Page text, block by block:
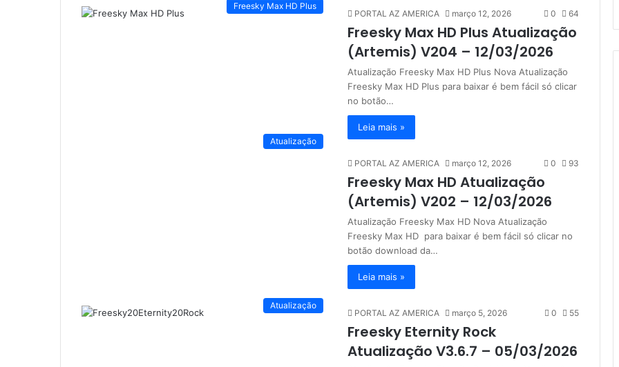
Freesky Max HD Plus
PORTAL AZ AMERICA março 12, 2026 0 64
Freesky Max HD Plus Atualização
(Artemis) V204 – 12/03/2026
Atualização Freesky Max HD Plus Nova Atualização
Freesky Max HD Plus para baixar é bem fácil só clicar
no botão…
Leia mais »
Atualização
PORTAL AZ AMERICA março 12, 2026 0 93
Freesky Max HD Atualização
(Artemis) V202 – 12/03/2026
Atualização Freesky Max HD Nova Atualização
Freesky Max HD para baixar é bem fácil só clicar no
botão download da…
Leia mais »
Atualização
PORTAL AZ AMERICA março 5, 2026 0 55
Freesky Eternity Rock
Atualização V3.6.7 – 05/03/2026